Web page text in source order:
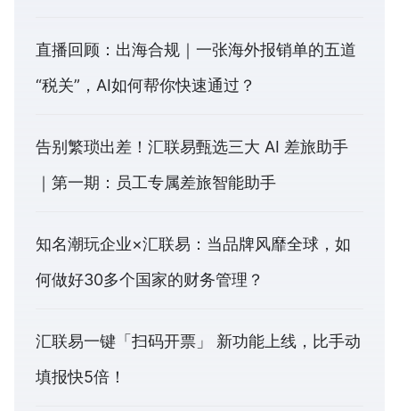
直播回顾：出海合规｜一张海外报销单的五道
“税关”，AI如何帮你快速通过？
告别繁琐出差！汇联易甄选三大 AI 差旅助手
｜第一期：员工专属差旅智能助手
知名潮玩企业×汇联易：当品牌风靡全球，如
何做好30多个国家的财务管理？
汇联易一键「扫码开票」 新功能上线，比手动
填报快5倍！